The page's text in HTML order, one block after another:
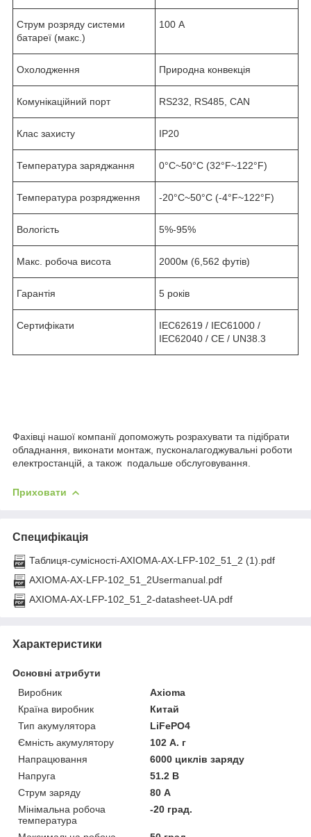
Струм розряду системи
батареї (макс.)
100 А
Охолодження Природна конвекція
Комунікаційний порт RS232, RS485, CAN
Клас захисту IP20
Температура заряджання 0°C~50°C (32°F~122°F)
Температура розрядження -20°C~50°C (-4°F~122°F)
Вологість 5%-95%
Макс. робоча висота 2000м (6,562 футів)
Гарантія 5 років
Сертифікати
IEC62619 / IEC61000 /
IEC62040 / CE / UN38.3
Фахівці нашої компанії допоможуть розрахувати та підібрати
обладнання, виконати монтаж, пусконалагоджувальні роботи
електростанцій, а також подальше обслуговування.
Приховати
Специфікація
Таблиця-сумісності-AXIOMA-AX-LFP-102_51_2 (1).pdf
AXIOMA-AX-LFP-102_51_2Usermanual.pdf
AXIOMA-AX-LFP-102_51_2-datasheet-UA.pdf
Характеристики
Основні атрибути
Виробник
Axioma
Країна виробник
Китай
Тип акумулятора
LiFePO4
Ємність акумулятору
102 А. г
Напрацювання
6000 циклів заряду
Напруга
51.2 В
Струм заряду
80 А
Мінімальна робоча
температура
-20 град.